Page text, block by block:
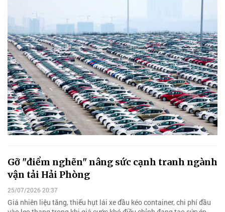
Gỡ "điểm nghẽn" nâng sức cạnh tranh ngành
vận tải Hải Phòng
25/07/2026 20:37
Giá nhiên liệu tăng, thiếu hụt lái xe đầu kéo container, chi phí đầu